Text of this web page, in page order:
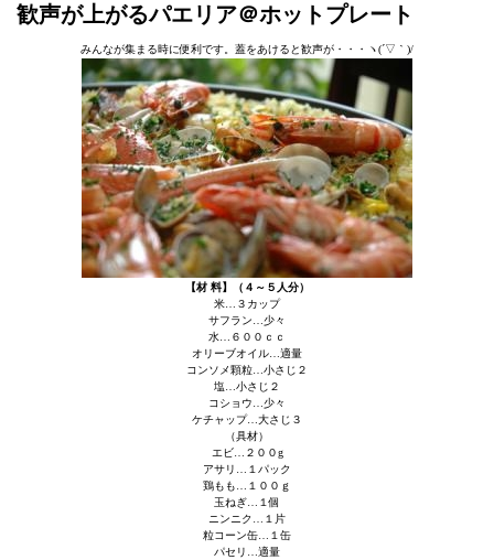
歓声が上がるパエリア＠ホットプレート
みんなが集まる時に便利です。蓋をあけると歓声が・・・ヽ(´▽｀)/
【材 料】（４～５人分）
米…３カップ
サフラン…少々
水…６００ｃｃ
オリーブオイル…適量
コンソメ顆粒…小さじ２
塩…小さじ２
コショウ…少々
ケチャップ…大さじ３
（具材）
エビ…２００g
アサリ…１パック
鶏もも…１００ｇ
玉ねぎ…１個
ニンニク…１片
粒コーン缶…１缶
パセリ…適量